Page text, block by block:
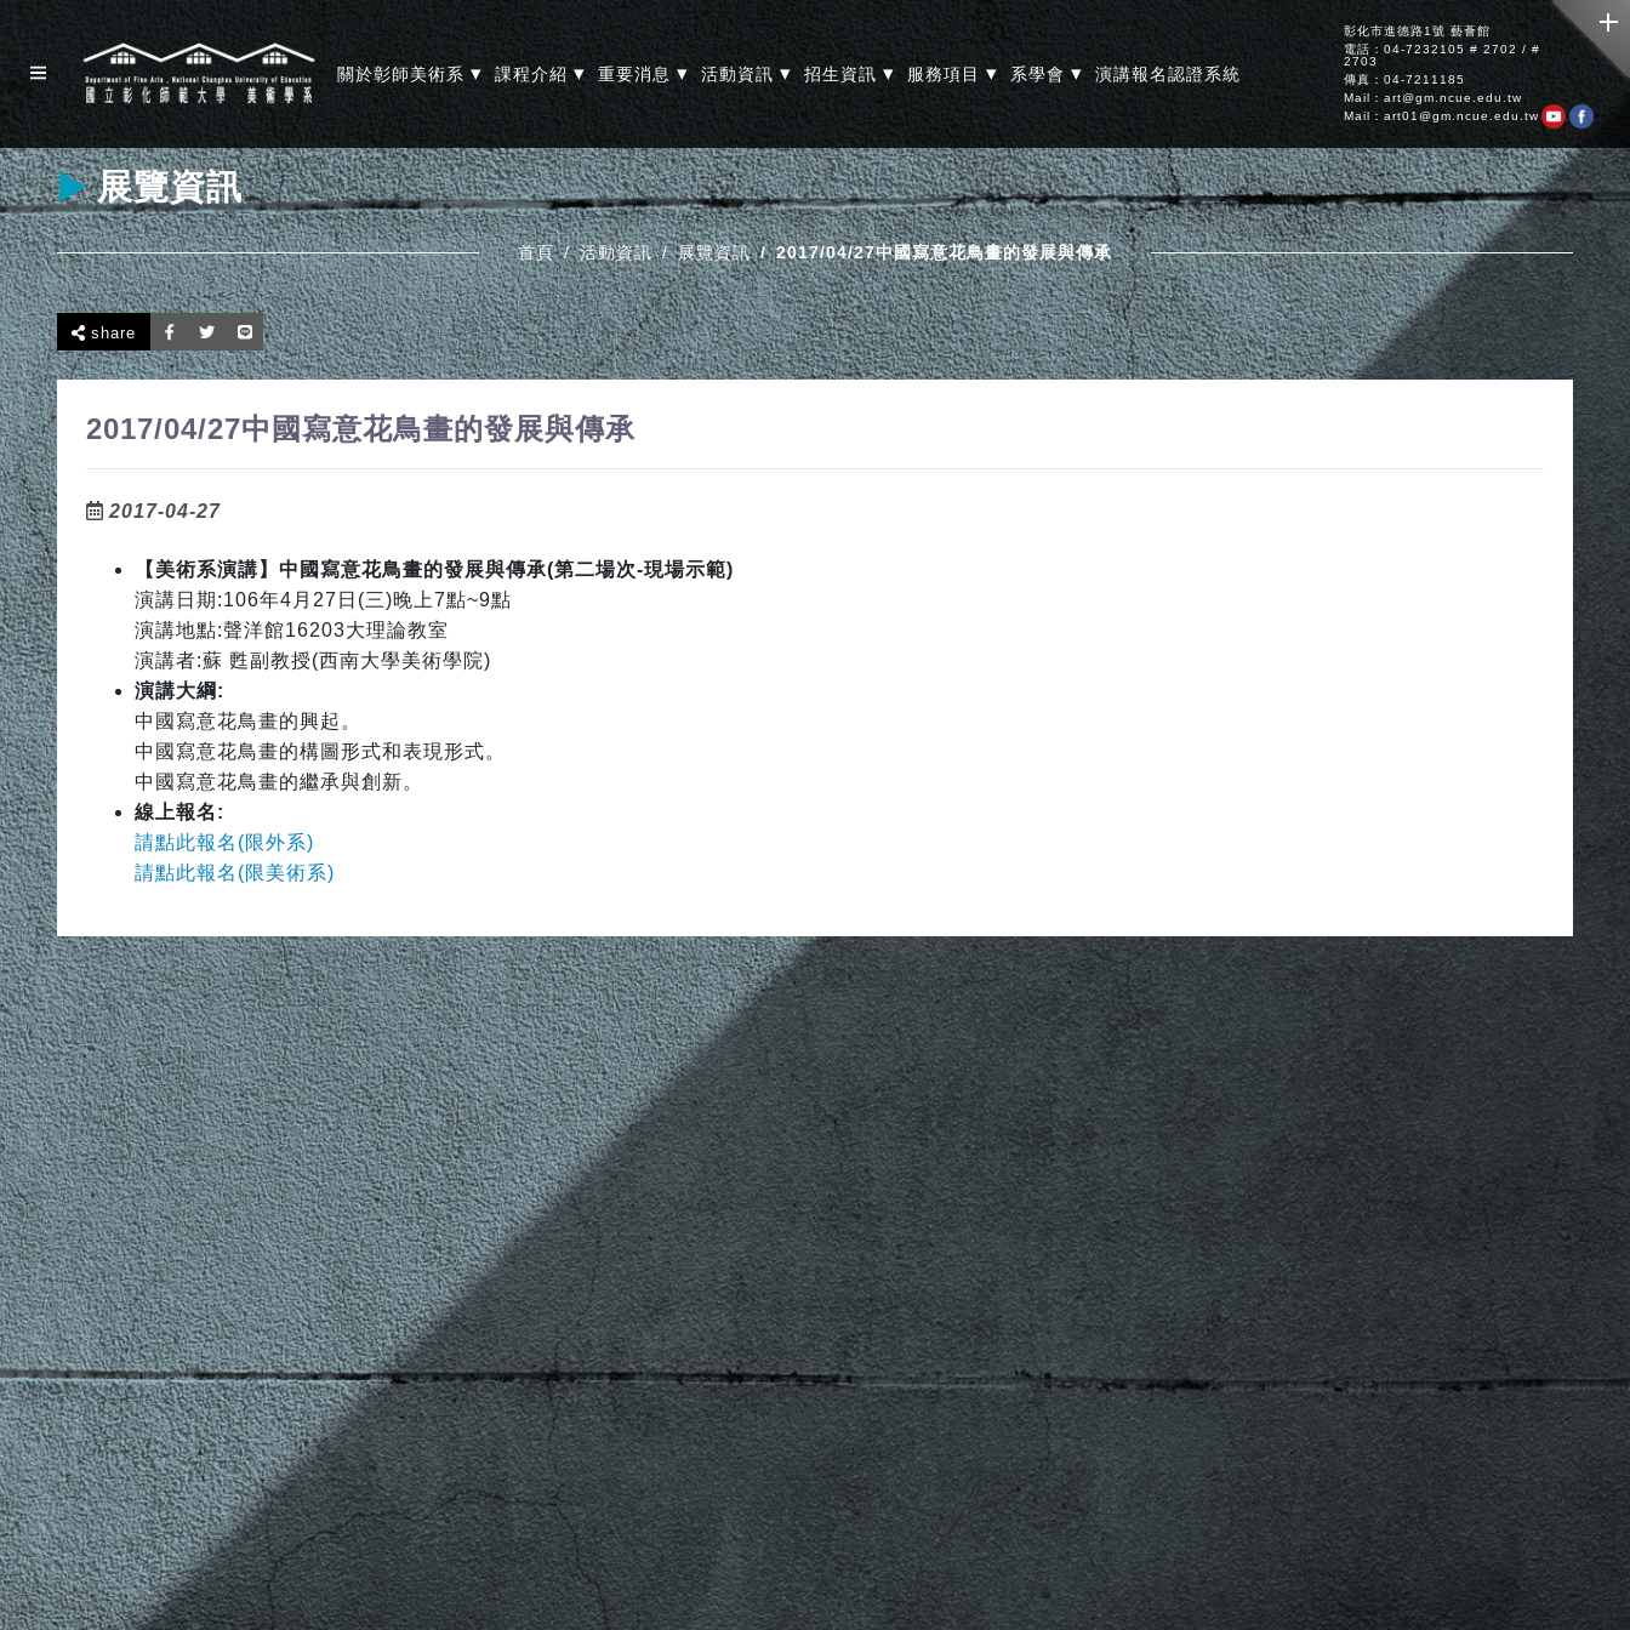
關於彰師美術系 ▾ 課程介紹 ▾ 重要消息 ▾ 活動資訊 ▾ 招生資訊 ▾ 服務項目 ▾ 系學會 ▾ 演講報名認證系統
彰化市進德路1號 藝薈館
電話：04-7232105 # 2702 / #
2703
傳真：04-7211185
Mail：art@gm.ncue.edu.tw
Mail：art01@gm.ncue.edu.tw
展覽資訊
首頁 活動資訊 展覽資訊 2017/04/27中國寫意花鳥畫的發展與傳承
share 回上一頁
2017/04/27中國寫意花鳥畫的發展與傳承
2017-04-27
【美術系演講】中國寫意花鳥畫的發展與傳承(第二場次-現場示範)
演講日期:106年4月27日(三)晚上7點~9點
演講地點:聲洋館16203大理論教室
演講者:蘇 甦副教授(西南大學美術學院)
演講大綱:
中國寫意花鳥畫的興起。
中國寫意花鳥畫的構圖形式和表現形式。
中國寫意花鳥畫的繼承與創新。
線上報名:
請點此報名(限外系)
請點此報名(限美術系)